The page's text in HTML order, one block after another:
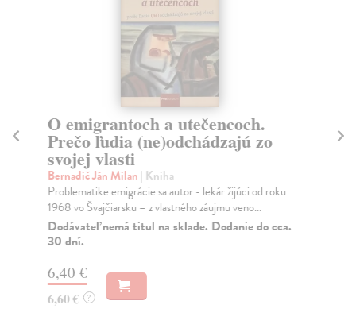
O emigrantoch a utečencoch.
Prečo ľudia (ne)odchádzajú zo
svojej vlasti
Bernadič Ján Milan | Kniha
Problematike emigrácie sa autor - lekár žijúci od roku
1968 vo Švajčiarsku – z vlastného záujmu veno...
Dodávateľ nemá titul na sklade. Dodanie do cca.
30 dní.
6,40 €
6,60 € ?